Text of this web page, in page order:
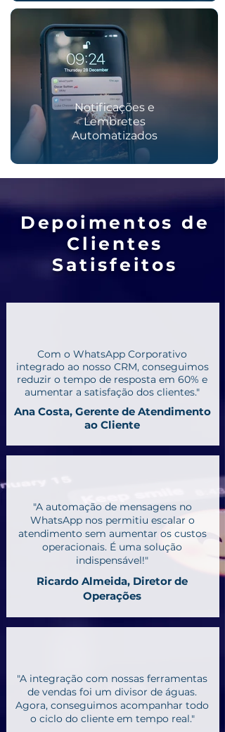
Notificações e
Lembretes
Automatizados
Depoimentos de
Clientes
Satisfeitos
Com o WhatsApp Corporativo
integrado ao nosso CRM, conseguimos
reduzir o tempo de resposta em 60% e
aumentar a satisfação dos clientes."
Ana Costa, Gerente de Atendimento
ao Cliente
"A automação de mensagens no
WhatsApp nos permitiu escalar o
atendimento sem aumentar os custos
operacionais. É uma solução
indispensável!"
Ricardo Almeida, Diretor de
Operações
"A integração com nossas ferramentas
de vendas foi um divisor de águas.
Agora, conseguimos acompanhar todo
o ciclo do cliente em tempo real."